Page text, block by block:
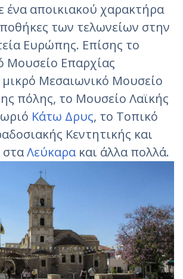
ένα αποικιακού χαρακτήρα
των τελωνείων στην
Ευρώπης. Επίσης το
Μουσείο Επαρχίας
Μεσαιωνικό Μουσείο
πόλης, το Μουσείο Λαϊκής
Κάτω Δρυς, το Τοπικό
Κεντητικής και
σταΛεύκαρα και άλλα πολλά.